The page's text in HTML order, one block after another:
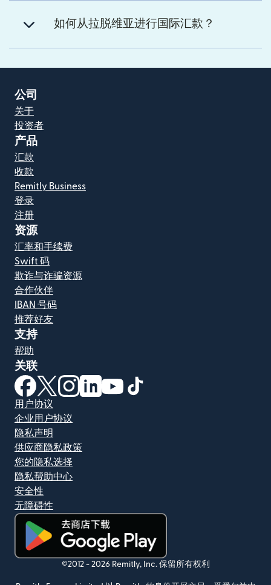
如何从拉脱维亚进行国际汇款？
公司
关于
投资者
产品
汇款
收款
Remitly Business
登录
注册
资源
汇率和手续费
Swift 码
欺诈与诈骗资源
合作伙伴
IBAN 号码
推荐好友
支持
帮助
关联
（在新窗口中打开）
（在新窗口中打开）
（在新窗口中打开）
（在新窗口中打开）
（在新窗口中打开）
用户协议
企业用户协议
隐私声明
供应商隐私政策
您的隐私选择
隐私帮助中心
安全性
无障碍性
（在新窗口中打开）
©2012 - 2026 Remitly, Inc. 保留所有权利